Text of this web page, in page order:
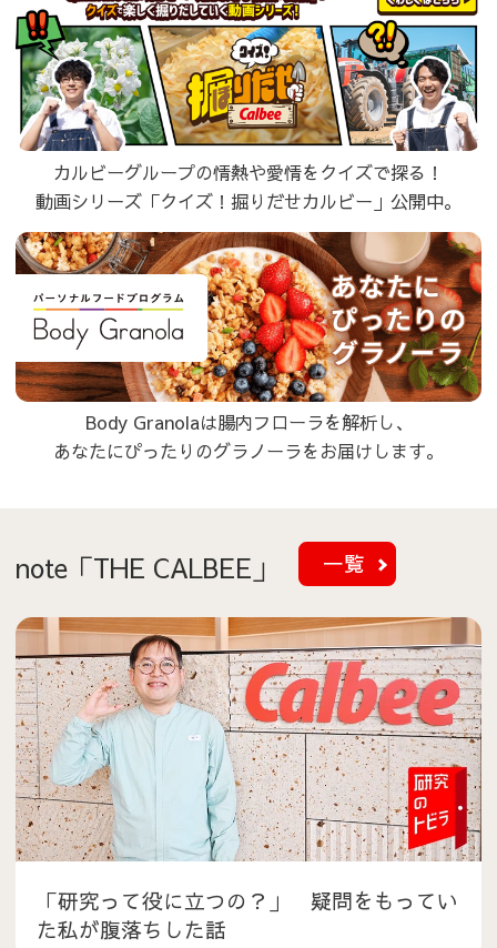
カルビーグループの情熱や愛情をクイズで探る！
動画シリーズ「クイズ！掘りだせカルビー」公開中。
Body Granolaは腸内フローラを解析し、
あなたにぴったりのグラノーラをお届けします。
note「THE CALBEE」 一覧(別ウインド
「研究って役に立つの？」 疑問をもってい
た私が腹落ちした話